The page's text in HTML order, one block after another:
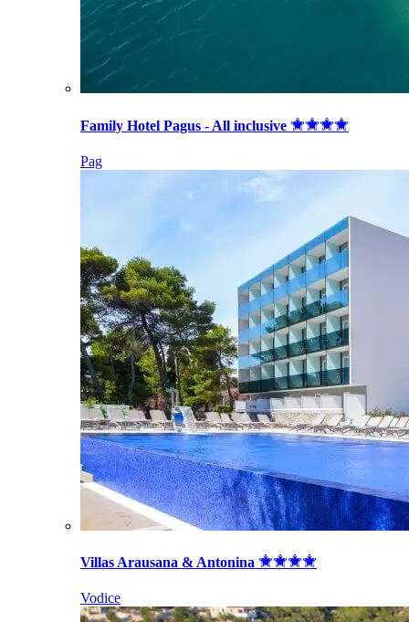
Family Hotel Pagus - All inclusive
Pag
Villas Arausana & Antonina
Vodice